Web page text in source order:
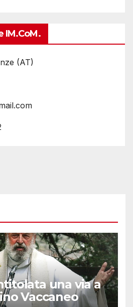
IM.coM.
(AT)
una via a
Vaccaneo